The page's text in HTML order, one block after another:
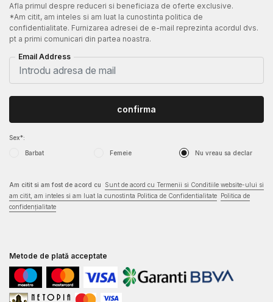
Afla primul despre reduceri si beneficiaza de oferte exclusive.
*Am citit, am inteles si am luat la cunostinta politica de
confidentialitate. Furnizarea adresei de e-mail reprezinta acordul dvs.
pt a primi comunicari din partea noastra.
Email Address
Sex*:
Barbat Femeie Nu vreau sa declar
confirma
Am citit si am fost de acord cu
Sunt de acord cu Termenii si Conditiile website-ului si
am citit, am inteles si am luat la cunostinta Politica de Confidentialitate Politica de
confidențialitate
Metode de plată acceptate